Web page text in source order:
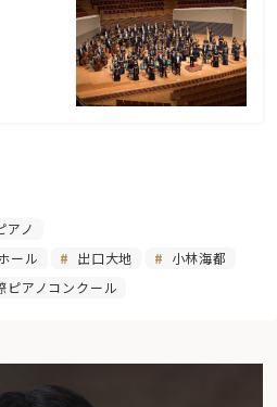
アノ
ール
出口大地
小林海都
ピアノコンクール